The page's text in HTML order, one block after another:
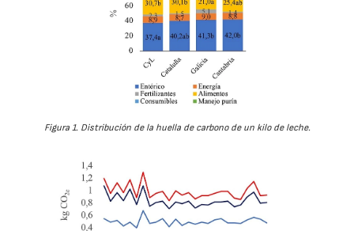
Figura 1. Distribución de la huella de carbono de un kilo de leche.